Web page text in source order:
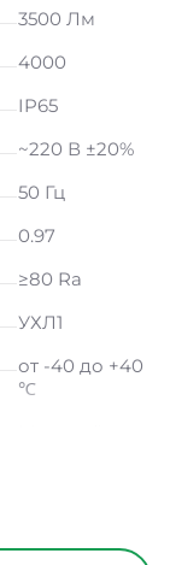
3500 Лм
4000
IP65
~220 В ±20%
50 Гц
0.97
≥80 Ra
УХЛ1
от -40 до +40
℃